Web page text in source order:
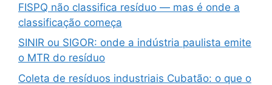
FISPQ não classifica resíduo — mas é onde a
classificação começa
SINIR ou SIGOR: onde a indústria paulista emite
o MTR do resíduo
Coleta de resíduos industriais Cubatão: o que o